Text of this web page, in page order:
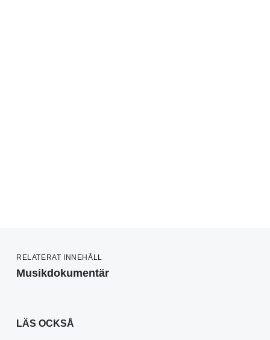
RELATERAT INNEHÅLL
Musikdokumentär
LÄS OCKSÅ